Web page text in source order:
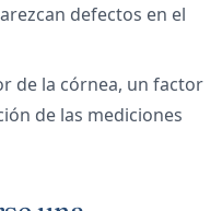
defectos en el
de la córnea, un factor
de las mediciones